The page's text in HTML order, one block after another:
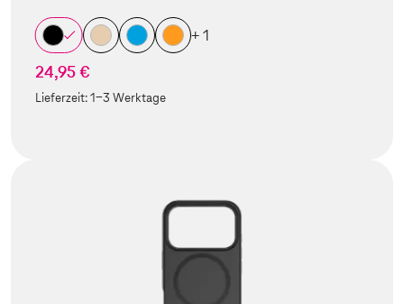
+ 1
24,95 €
Lieferzeit:1-3 Werktage